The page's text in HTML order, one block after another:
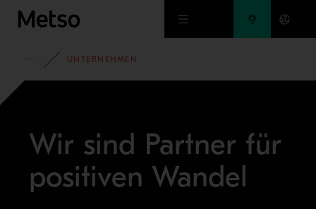
Zum Hauptinhalt springen
STARTSEITE
UNTERNEHMEN
Wir sind Partner für
positiven Wandel